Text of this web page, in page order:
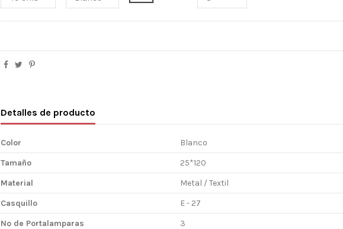
Detalles de producto
Color
Blanco
Tamaño
25*120
Material
Metal / Textil
Casquillo
E - 27
Nº de Portalamparas
3